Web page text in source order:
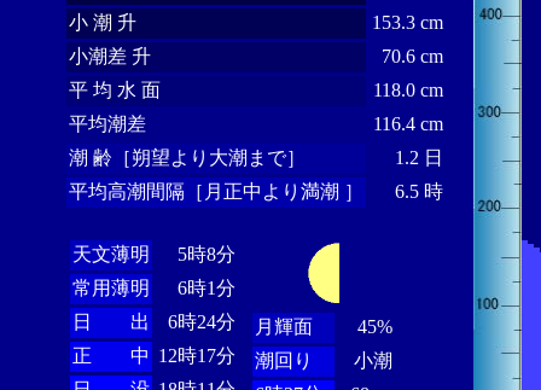
小 潮 升
153.3 cm
小潮差 升
70.6 cm
平 均 水 面
118.0 cm
平均潮差
116.4 cm
潮 齢［朔望より大潮まで］
1.2 日
平均高潮間隔［月正中より満潮 ］
6.5 時
天文薄明
5時8分
常用薄明
6時1分
日 出
6時24分
正 中 12時17分
月輝面
45%
潮回り
小潮